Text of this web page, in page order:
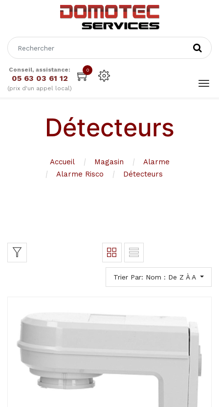
Conseil, assistance:
05 63 03 61 12
(prix d'un appel local)
0
Détecteurs
Accueil Magasin
Alarme
Alarme Risco
Détecteurs
Trier Par: Nom : De Z À A